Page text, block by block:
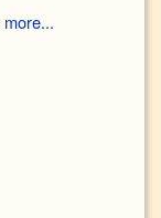
more...